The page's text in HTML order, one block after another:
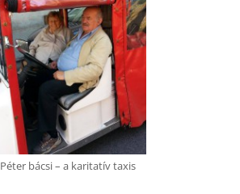
bácsi – a karitatív taxis